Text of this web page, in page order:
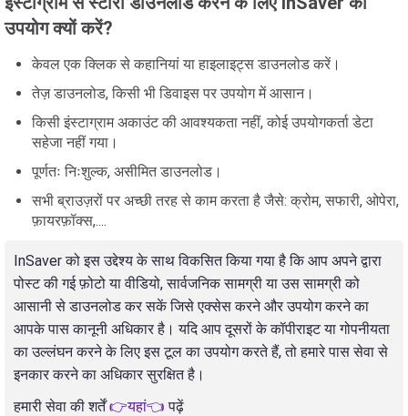
उपयोग क्यों करें?
केवल एक क्लिक से कहानियां या हाइलाइट्स डाउनलोड करें।
तेज़ डाउनलोड, किसी भी डिवाइस पर उपयोग में आसान।
किसी इंस्टाग्राम अकाउंट की आवश्यकता नहीं, कोई उपयोगकर्ता डेटा
सहेजा नहीं गया।
पूर्णतः निःशुल्क, असीमित डाउनलोड।
सभी ब्राउज़रों पर अच्छी तरह से काम करता है जैसे: क्रोम, सफारी, ओपेरा,
फ़ायरफ़ॉक्स,....
InSaver को इस उद्देश्य के साथ विकसित किया गया है कि आप अपने द्वारा
पोस्ट की गई फ़ोटो या वीडियो, सार्वजनिक सामग्री या उस सामग्री को
आसानी से डाउनलोड कर सकें जिसे एक्सेस करने और उपयोग करने का
आपके पास कानूनी अधिकार है। यदि आप दूसरों के कॉपीराइट या गोपनीयता
का उल्लंघन करने के लिए इस टूल का उपयोग करते हैं, तो हमारे पास सेवा से
इनकार करने का अधिकार सुरक्षित है।
हमारी सेवा की शर्तें👉यहां👈 पढ़ें